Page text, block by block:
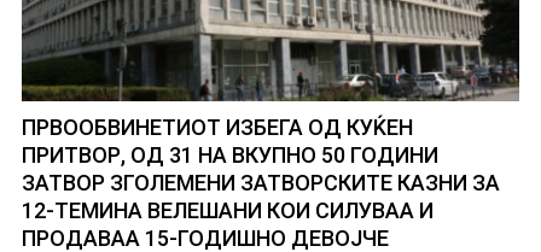
ПРВООБВИНЕТИОТ ИЗБЕГА ОД КУЌЕН
ПРИТВОР, ОД 31 НА ВКУПНО 50 ГОДИНИ
ЗАТВОР ЗГОЛЕМЕНИ ЗАТВОРСКИТЕ КАЗНИ ЗА
12-ТЕМИНА ВЕЛЕШАНИ КОИ СИЛУВАА И
ПРОДАВАА 15-ГОДИШНО ДЕВОЈЧЕ